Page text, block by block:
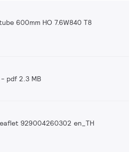
600mm HO 7.6W840 T8
pdf 2.3 MB
929004260302 en_TH